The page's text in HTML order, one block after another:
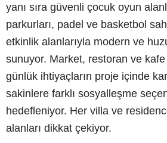
yanı sıra güvenli çocuk oyun
parkurları, padel ve basketbol
etkinlik alanlarıyla modern ve
sunuyor. Market, restoran ve
günlük ihtiyaçların proje içinde
sakinlere farklı sosyalleşme
hedefleniyor. Her villa ve
alanları dikkat çekiyor.